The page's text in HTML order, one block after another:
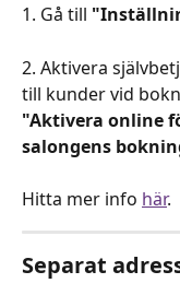
1. Gå till
2. Aktivera
till kunder vid
"Aktivera online
salongens
Hitta mer info här.
Separat